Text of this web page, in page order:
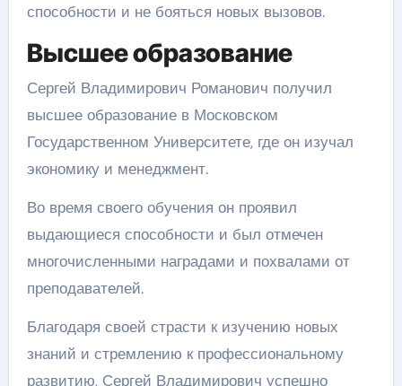
способности и не бояться новых вызовов.
Высшее образование
Сергей Владимирович Романович получил
высшее образование в Московском
Государственном Университете, где он изучал
экономику и менеджмент.
Во время своего обучения он проявил
выдающиеся способности и был отмечен
многочисленными наградами и похвалами от
преподавателей.
Благодаря своей страсти к изучению новых
знаний и стремлению к профессиональному
развитию, Сергей Владимирович успешно